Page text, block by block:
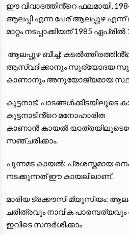
ഈ വിവാദത്തിൻ്റെ ഫലമായി,
ആലപ്പി എന്ന പേര് ആലപ്പുഴ എന്ന്
മാറ്റം നടപ്പാക്കിയത് 1985
ആലപ്പുഴ ബീച്ച്:
ആസ്വദിക്കാനും സൂര്യോദയ
കാണാനും അനുയോജ്യമായ
കുട്ടനാട്: പാടങ്ങൾക്കിടയിലൂടെ
കുട്ടനാടിൻ്റെ മനോഹാരിത
കാണാൻ കായൽ
സഞ്ചരിക്കാം.
പുന്നമട കായൽ: പ്രശസ്തമായ
നടക്കുന്നത് ഈ കായലിലാണ്.
മാരിയ ട്രക്കൗസി മ്യൂസിയം:
ചരിത്രവും നാവിക
ഇവിടെ സന്ദർശിക്കാം